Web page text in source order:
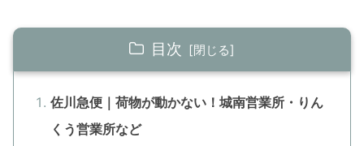
目次
佐川急便｜荷物が動かない！城南営業所・りん
くう営業所など